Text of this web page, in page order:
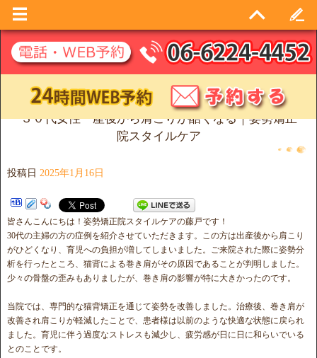
３０代女性 産後から肩こりが酷くなる｜姿勢矯正
院スタイルケア
投稿日 2025年1月16日
皆さんこんにちは！姿勢矯正院スタイルケアの藤戸です！
30代の主婦の方の症例を紹介させていただきます。この方は出産後から肩こり
がひどくなり、育児への負担が増してしまいました。ご来院された際に姿勢分
析を行ったところ、猫背による巻き肩がその原因であることが判明しました。
少々の骨盤の歪みもありましたが、巻き肩の影響が特に大きかったのです。
当院では、専門的な猫背矯正を通じて姿勢を改善しました。治療後、巻き肩が
改善され肩こりが軽減したことで、患者様は以前のような快適な状態に戻られ
ました。育児に伴う過度なストレスも減少し、疲労感が日に日に和らいでいる
とのことです。